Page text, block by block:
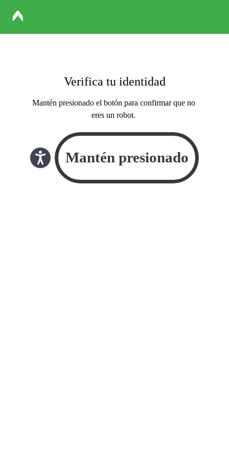
Verifica tu identidad
Mantén presionado el botón para confirmar que no
eres un robot.